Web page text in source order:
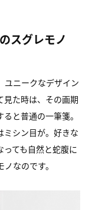
スグレモノ
ユニークなデザイン
見た時は、その画期
と普通の一筆箋。
シン目が。好きな
ても自然と蛇腹に
なのです。